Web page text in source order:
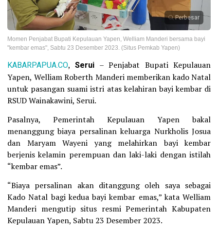
Perbesar
Momen Penjabat Bupati Kepulauan Yapen, Welliam Manderi bersama bayi
"kembar emas", Sabtu 23 Desember 2023. (Situs Pemkab Yapen)
KABARPAPUA.CO,Serui – Penjabat Bupati Kepulauan
Yapen, Welliam Roberth Manderi memberikan kado Natal
untuk pasangan suami istri atas kelahiran bayi kembar di
RSUD Wainakawini, Serui.
Pasalnya, Pemerintah Kepulauan Yapen bakal
menanggung biaya persalinan keluarga Nurkholis Josua
dan Maryam Wayeni yang melahirkan bayi kembar
berjenis kelamin perempuan dan laki-laki dengan istilah
“kembar emas”.
“Biaya persalinan akan ditanggung oleh saya sebagai
Kado Natal bagi kedua bayi kembar emas,” kata Welliam
Manderi mengutip situs resmi Pemerintah Kabupaten
Kepulauan Yapen, Sabtu 23 Desember 2023.